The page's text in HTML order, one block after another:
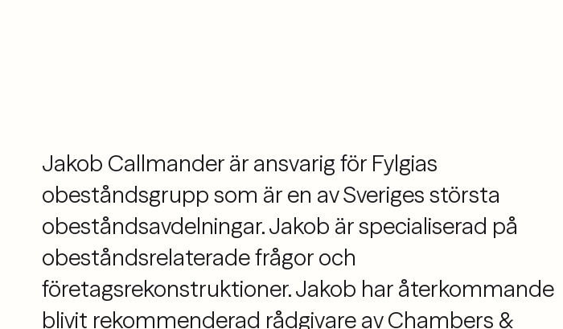
Jakob Callmander är ansvarig för Fylgias
obeståndsgrupp som är en av Sveriges största
obeståndsavdelningar. Jakob är specialiserad på
obeståndsrelaterade frågor och
företagsrekonstruktioner. Jakob har återkommande
blivit rekommenderad rådgivare av Chambers &